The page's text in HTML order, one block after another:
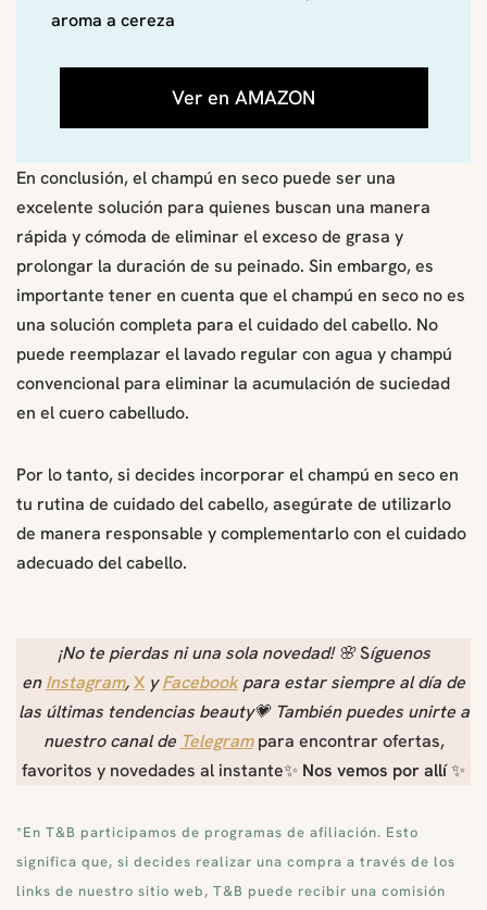
aroma a cereza
Ver en AMAZON
En conclusión, el champú en seco puede ser una
excelente solución para quienes buscan una manera
rápida y cómoda de eliminar el exceso de grasa y
prolongar la duración de su peinado. Sin embargo, es
importante tener en cuenta que el champú en seco no es
una solución completa para el cuidado del cabello. No
puede reemplazar el lavado regular con agua y champú
convencional para eliminar la acumulación de suciedad
en el cuero cabelludo.
Por lo tanto, si decides incorporar el champú en seco en
tu rutina de cuidado del cabello, asegúrate de utilizarlo
de manera responsable y complementarlo con el cuidado
adecuado del cabello.
¡No te pierdas ni una sola novedad!🌸Síguenos
enInstagram,X yFacebook para estar siempre al día de
las últimas tendencias beauty💗 También puedes unirte a
nuestro canal de Telegrampara encontrar ofertas,
favoritos y novedades al instante✨ Nos vemos por allí✨
*En T&B participamos de programas de afiliación. Esto
significa que, si decides realizar una compra a través de los
links de nuestro sitio web, T&B puede recibir una comisión